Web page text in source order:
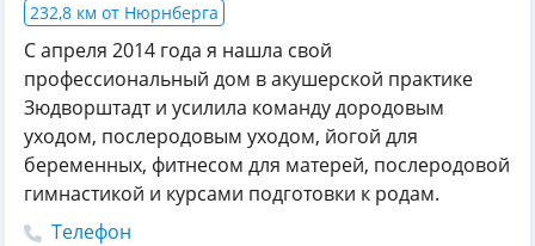
232,8 км от Нюрнберга
С апреля 2014 года я нашла свой
профессиональный дом в акушерской практике
Зюдворштадт и усилила команду дородовым
уходом, послеродовым уходом, йогой для
беременных, фитнесом для матерей, послеродовой
гимнастикой и курсами подготовки к родам.
Телефон